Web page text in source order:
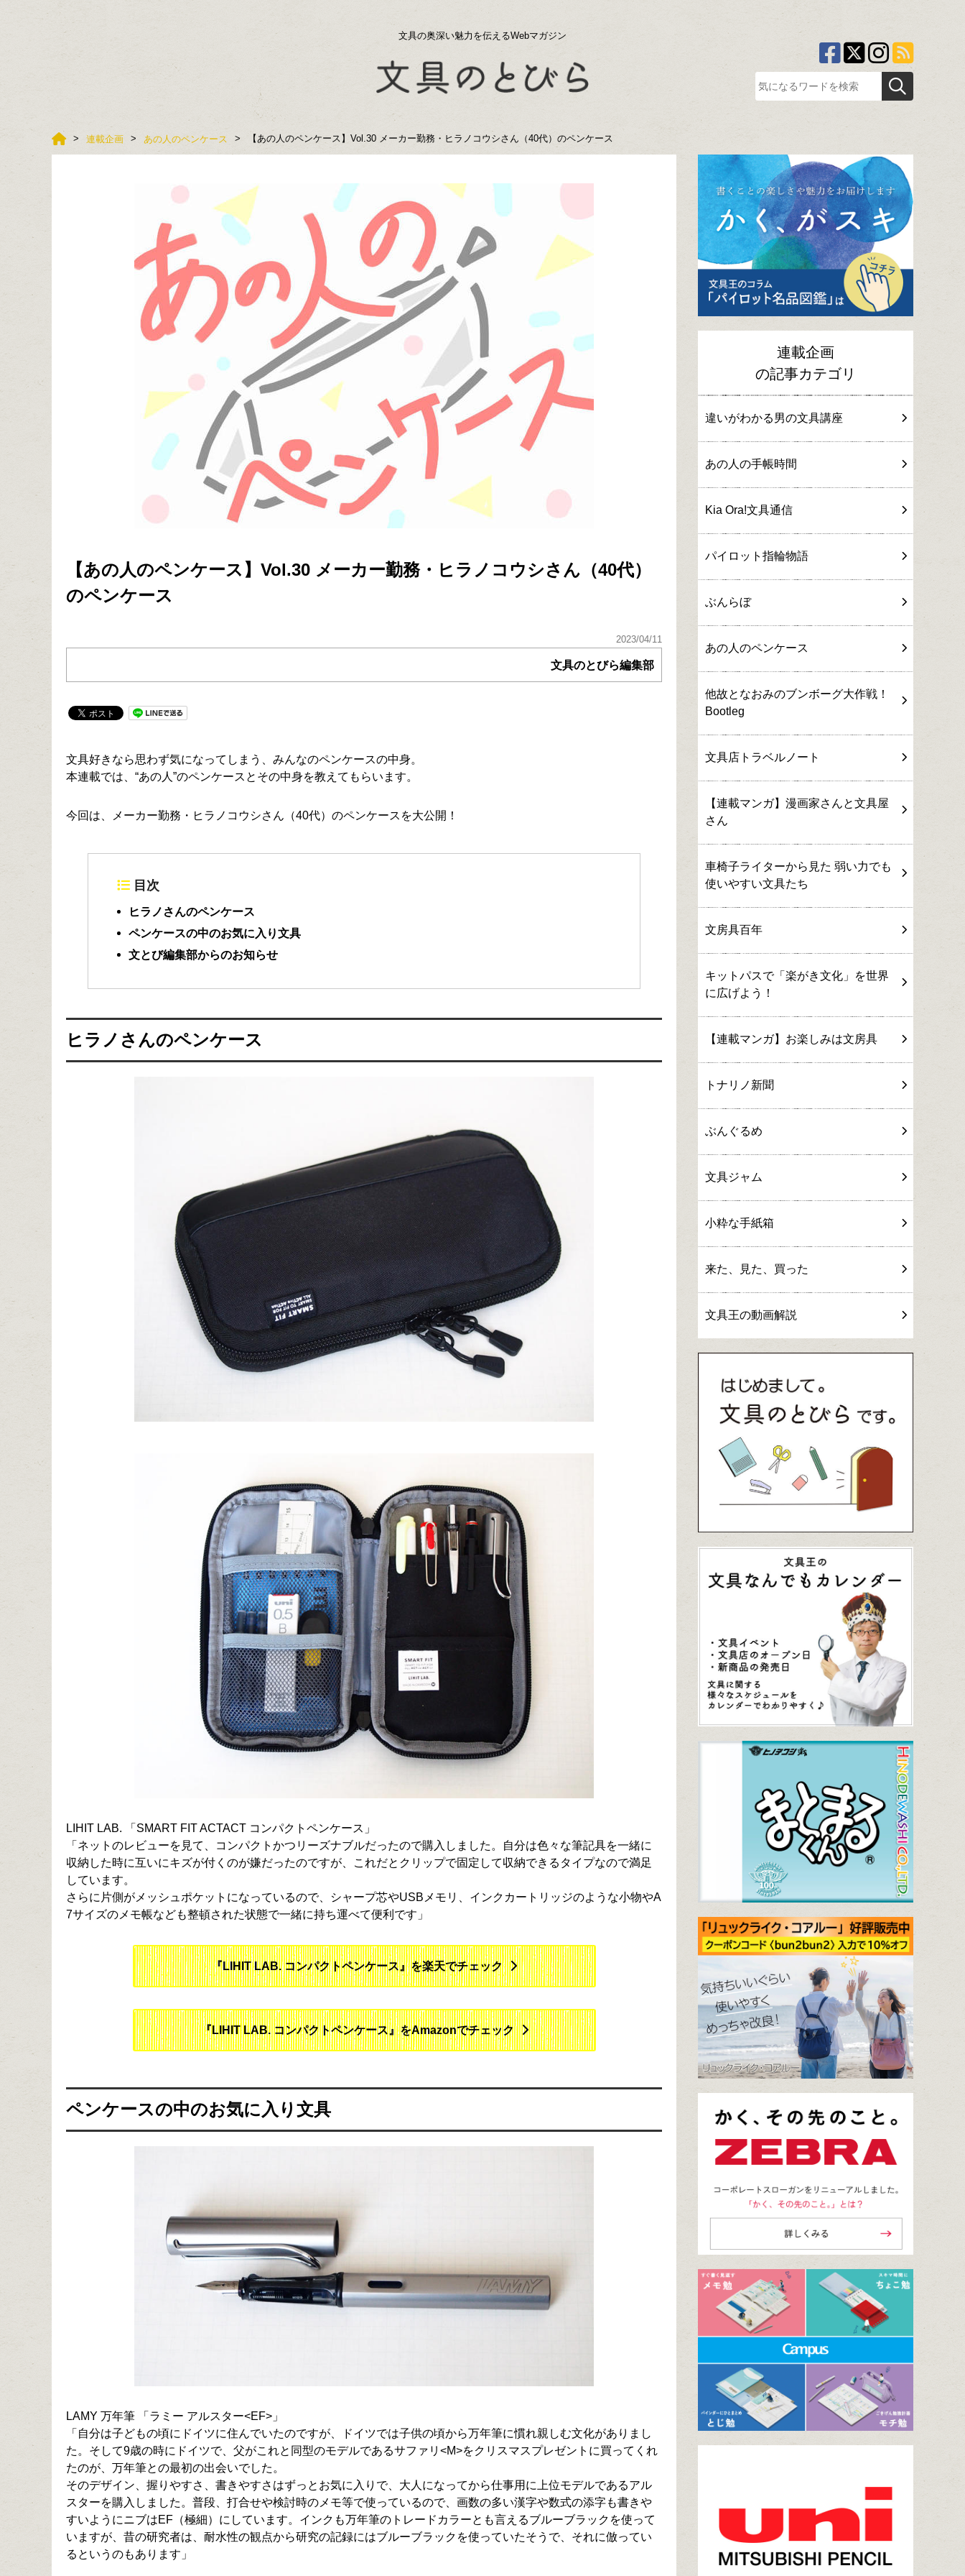
文具の奥深い魅力を伝えるWebマガジン
連載企画 あの人のペンケース 【あの人のペンケース】Vol.30 メーカー勤務・ヒラノコウシさん（40代）のペンケース
【あの人のペンケース】Vol.30 メーカー勤務・ヒラノコウシさん（40代）
のペンケース
2023/04/11
文具のとびら編集部
文具好きなら思わず気になってしまう、みんなのペンケースの中身。
本連載では、“あの人”のペンケースとその中身を教えてもらいます。
今回は、メーカー勤務・ヒラノコウシさん（40代）のペンケースを大公開！
目次
ヒラノさんのペンケース
ペンケースの中のお気に入り文具
文とび編集部からのお知らせ
ヒラノさんのペンケース
LIHIT LAB. 「SMART FIT ACTACT コンパクトペンケース」
「ネットのレビューを見て、コンパクトかつリーズナブルだったので購入しました。自分は色々な筆記具を一緒に
収納した時に互いにキズが付くのが嫌だったのですが、これだとクリップで固定して収納できるタイプなので満足
しています。
さらに片側がメッシュポケットになっているので、シャープ芯やUSBメモリ、インクカートリッジのような小物やA
7サイズのメモ帳なども整頓された状態で一緒に持ち運べて便利です」
『LIHIT LAB. コンパクトペンケース』を楽天でチェック
『LIHIT LAB. コンパクトペンケース』をAmazonでチェック
ペンケースの中のお気に入り文具
LAMY 万年筆 「ラミー アルスター<EF>」
「自分は子どもの頃にドイツに住んでいたのですが、ドイツでは子供の頃から万年筆に慣れ親しむ文化がありまし
た。そして9歳の時にドイツで、父がこれと同型のモデルであるサファリ<M>をクリスマスプレゼントに買ってくれ
たのが、万年筆との最初の出会いでした。
そのデザイン、握りやすさ、書きやすさはずっとお気に入りで、大人になってから仕事用に上位モデルであるアル
スターを購入しました。普段、打合せや検討時のメモ等で使っているので、画数の多い漢字や数式の添字も書きや
すいようにニブはEF（極細）にしています。インクも万年筆のトレードカラーとも言えるブルーブラックを使って
いますが、昔の研究者は、耐水性の観点から研究の記録にはブルーブラックを使っていたそうで、それに倣ってい
るというのもあります」
連載企画
の記事カテゴリ
違いがわかる男の文具講座
あの人の手帳時間
Kia Ora!文具通信
パイロット指輪物語
ぶんらぼ
あの人のペンケース
他故となおみのブンボーグ大作戦！
Bootleg
文具店トラベルノート
【連載マンガ】漫画家さんと文具屋
さん
車椅子ライターから見た 弱い力でも
使いやすい文具たち
文房具百年
キットパスで「楽がき文化」を世界
に広げよう！
【連載マンガ】お楽しみは文房具
トナリノ新聞
ぶんぐるめ
文具ジャム
小粋な手紙箱
来た、見た、買った
文具王の動画解説